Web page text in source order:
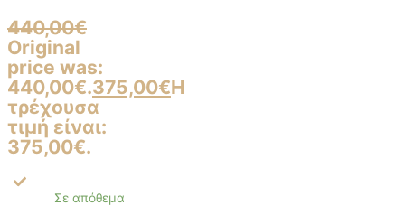
440,00€
Original
price was:
440,00€.375,00€Η
τρέχουσα
τιμή είναι:
375,00€.
Σε απόθεμα